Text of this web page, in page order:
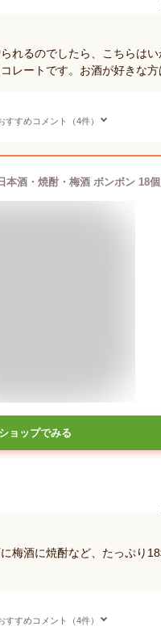
れるのでしたら、こちらは
レートです。お酒が好きな方
すすめコメント（4件）
ショップでみる
梅酒に焼酎など、たっぷり
すすめコメント（4件）